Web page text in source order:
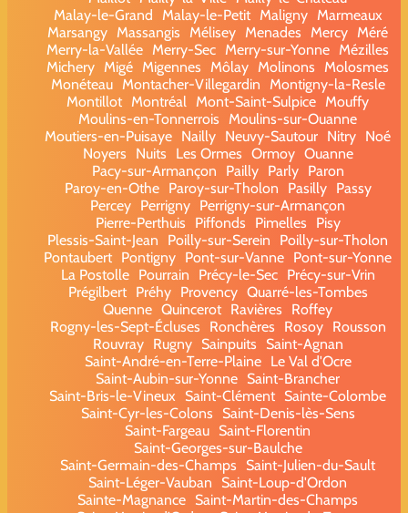
Malay-le-Grand
Malay-le-Petit Maligny
Marmeaux
Marsangy Massangis Mélisey Menades Mercy Méré
Merry-la-Vallée Merry-Sec Merry-sur-Yonne Mézilles
Michery Migé Migennes Môlay Molinons
Molosmes
Monéteau
Montacher-Villegardin
Montigny-la-Resle
Montillot Montréal Mont-Saint-Sulpice Mouffy
Moulins-en-Tonnerrois
Moulins-sur-Ouanne
Moutiers-en-Puisaye Nailly Neuvy-Sautour Nitry Noé
Noyers
Nuits Les Ormes Ormoy Ouanne
Pacy-sur-Armançon
Pailly Parly
Paron
Paroy-en-Othe
Paroy-sur-Tholon Pasilly
Passy
Percey Perrigny Perrigny-sur-Armançon
Pierre-Perthuis
Piffonds Pimelles
Pisy
Plessis-Saint-Jean
Poilly-sur-Serein
Poilly-sur-Tholon
Pontaubert Pontigny Pont-sur-Vanne Pont-sur-Yonne
La Postolle
Pourrain Précy-le-Sec
Précy-sur-Vrin
Prégilbert
Préhy Provency Quarré-les-Tombes
Quenne Quincerot Ravières
Roffey
Rogny-les-Sept-Écluses
Ronchères Rosoy
Rousson
Rouvray
Rugny Sainpuits
Saint-Agnan
Saint-André-en-Terre-Plaine
Le Val d'Ocre
Saint-Aubin-sur-Yonne Saint-Brancher
Saint-Bris-le-Vineux
Saint-Clément Sainte-Colombe
Saint-Cyr-les-Colons
Saint-Denis-lès-Sens
Saint-Fargeau Saint-Florentin
Saint-Georges-sur-Baulche
Saint-Germain-des-Champs
Saint-Julien-du-Sault
Saint-Léger-Vauban
Saint-Loup-d'Ordon
Sainte-Magnance Saint-Martin-des-Champs